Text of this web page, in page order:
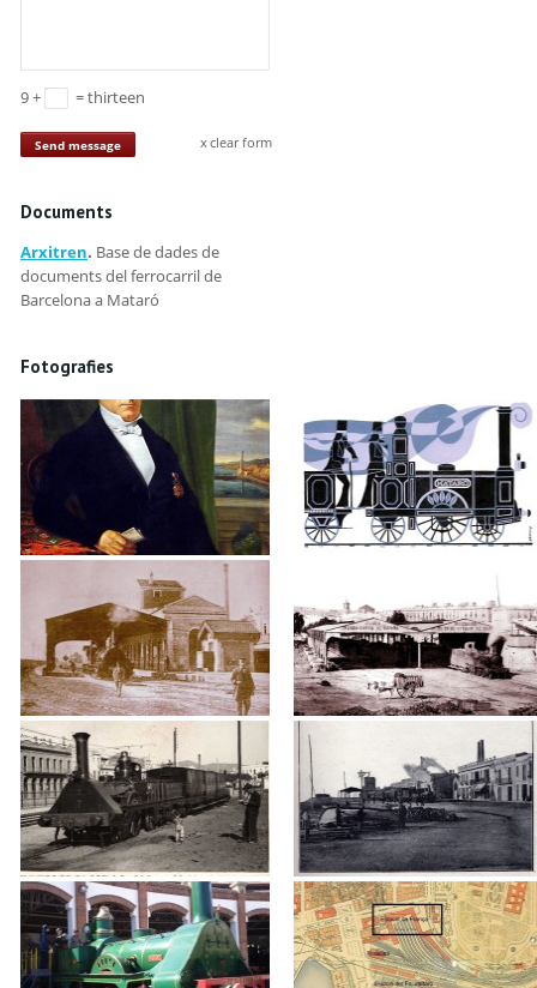
9 + = thirteen
Send message clear form
Documents
Arxitren. Base de dades de
documents del ferrocarril de
Barcelona a Mataró
Fotografies